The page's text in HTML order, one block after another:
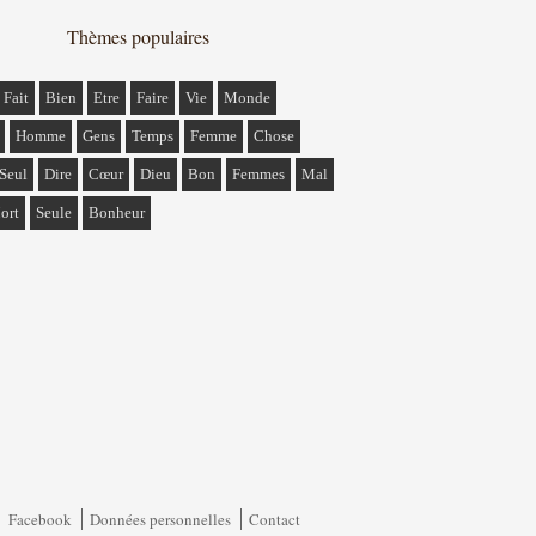
Thèmes populaires
Fait Bien Etre Faire Vie Monde
Homme Gens Temps Femme Chose
Seul Dire Cœur Dieu Bon Femmes Mal
Seule Bonheur
Facebook
Données personnelles Contact